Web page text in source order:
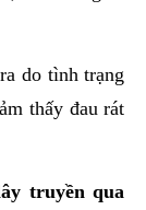
do tình trạng
thấy đau rát
truyền qua